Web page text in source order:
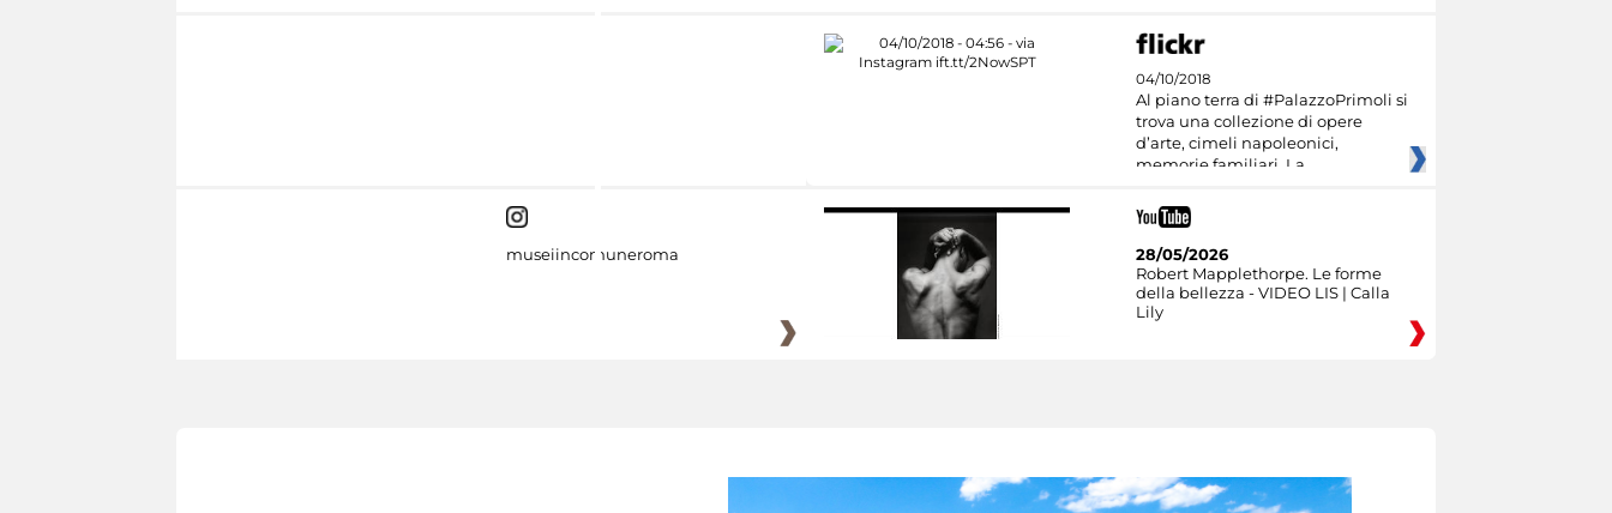
04/10/2018
Al piano terra di #PalazzoPrimoli si
trova una collezione di opere
d’arte, cimeli napoleonici,
memorie familiari. La
museiincomuneroma
28/05/2026
Robert Mapplethorpe. Le forme
della bellezza - VIDEO LIS | Calla
Lily